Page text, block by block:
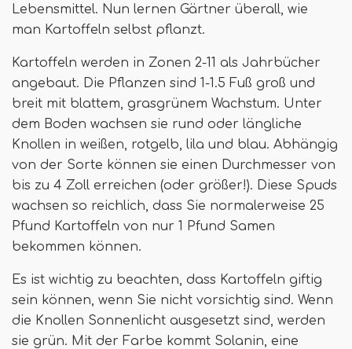
Lebensmittel. Nun lernen Gärtner überall, wie
man Kartoffeln selbst pflanzt.
Kartoffeln werden in Zonen 2-11 als Jahrbücher
angebaut. Die Pflanzen sind 1-1.5 Fuß groß und
breit mit blattem, grasgrünem Wachstum. Unter
dem Boden wachsen sie rund oder längliche
Knollen in weißen, rotgelb, lila und blau. Abhängig
von der Sorte können sie einen Durchmesser von
bis zu 4 Zoll erreichen (oder größer!). Diese Spuds
wachsen so reichlich, dass Sie normalerweise 25
Pfund Kartoffeln von nur 1 Pfund Samen
bekommen können.
Es ist wichtig zu beachten, dass Kartoffeln giftig
sein können, wenn Sie nicht vorsichtig sind. Wenn
die Knollen Sonnenlicht ausgesetzt sind, werden
sie grün. Mit der Farbe kommt Solanin, eine